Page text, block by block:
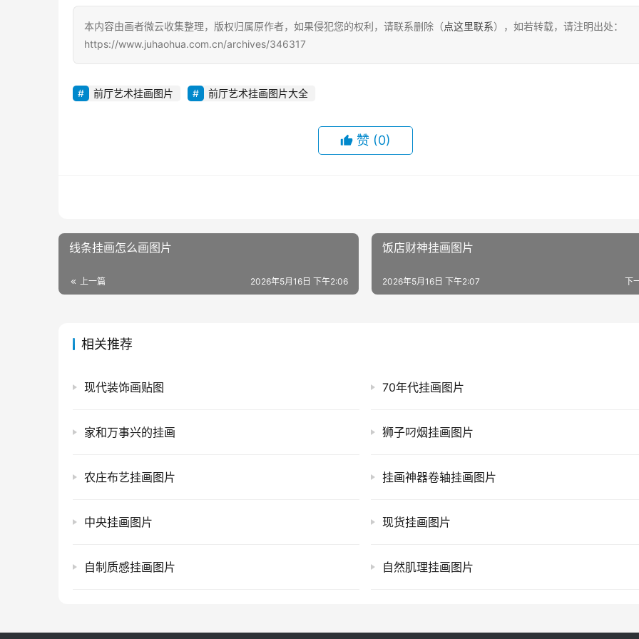
本内容由画者微云收集整理，版权归属原作者，如果侵犯您的权利，请联系删除（点这里联系），如若转载，请注明出处：
https://www.juhaohua.com.cn/archives/346317
前厅艺术挂画图片 前厅艺术挂画图片大全
赞 (0)
线条挂画怎么画图片
上一篇 2026年5月16日 下午2:06
饭店财神挂画图片
下
2026年5月16日 下午2:07
相关推荐
现代装饰画贴图 70年代挂画图片
家和万事兴的挂画 狮子叼烟挂画图片
农庄布艺挂画图片 挂画神器卷轴挂画图片
中央挂画图片 现货挂画图片
自制质感挂画图片 自然肌理挂画图片